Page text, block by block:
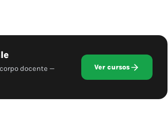
docente —
Ver cursos